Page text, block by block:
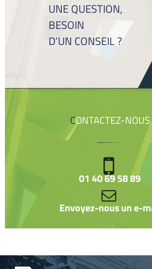
UNE QUESTION,
BESOIN
D’UN CONSEIL ?
CONTACTEZ-NOUS
01 40 69 58 89
Envoyez-nous un e-